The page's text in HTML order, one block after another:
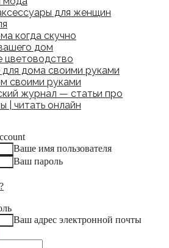
для женщин
когда скучно
дом
цветоводство
для дома своими руками
своими руками
журнал — статьи про
| читать онлайн
Ваше имя пользователя
Ваш пароль
Ваш адрес электронной почты